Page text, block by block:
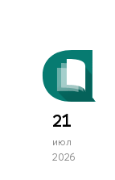
21
июл
2026